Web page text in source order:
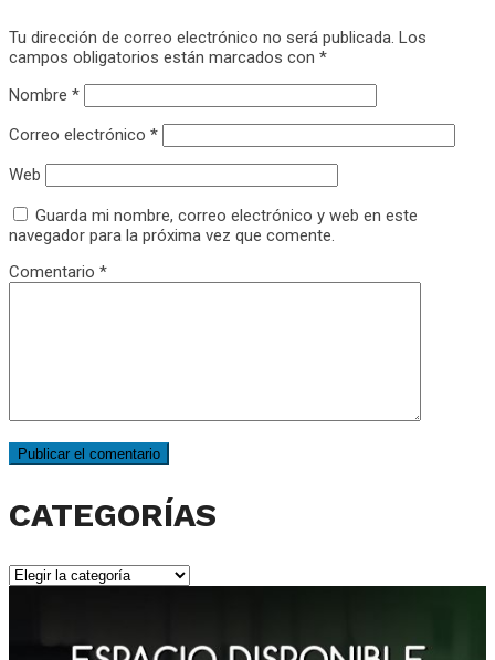
Tu dirección de correo electrónico no será publicada. Los
campos obligatorios están marcados con *
Nombre *
Correo electrónico *
Web
Guarda mi nombre, correo electrónico y web en este
navegador para la próxima vez que comente.
Comentario *
CATEGORÍAS
CATEGORÍAS